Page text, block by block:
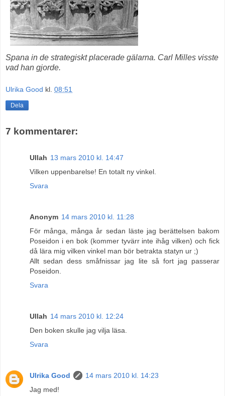
Spana in de strategiskt placerade gälarna. Carl Milles visste
vad han gjorde.
Ulrika Good kl. 08:51
Dela
7 kommentarer:
Ullah 13 mars 2010 kl. 14:47
Vilken uppenbarelse! En totalt ny vinkel.
Svara
Anonym 14 mars 2010 kl. 11:28
För många, många år sedan läste jag berättelsen bakom
Poseidon i en bok (kommer tyvärr inte ihåg vilken) och fick
då lära mig vilken vinkel man bör betrakta statyn ur ;)
Allt sedan dess småfnissar jag lite så fort jag passerar
Poseidon.
Svara
Ullah 14 mars 2010 kl. 12:24
Den boken skulle jag vilja läsa.
Svara
Ulrika Good
14 mars 2010 kl. 14:23
Jag med!